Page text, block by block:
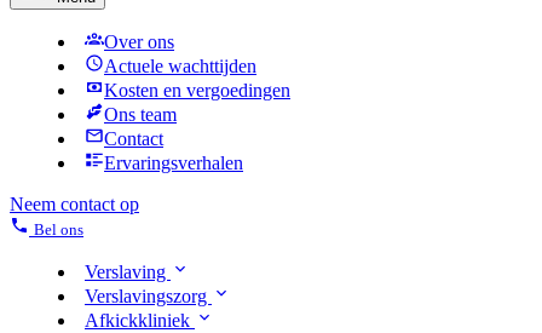
Over ons
Actuele wachttijden
Kosten en vergoedingen
Ons team
Contact
Ervaringsverhalen
Neem contact op
Bel ons
Verslaving
Verslavingszorg
Afkickkliniek